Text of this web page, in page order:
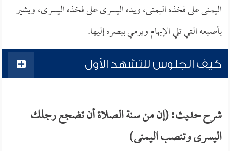
اليمنى على فخذه اليمنى، ويده اليسرى على فخذه اليسرى، ويشير
بأصبعه التي تلي الإبهام ويرمي ببصره إليها.
كيف الجلوس للتشهد الأول
شرح حديث: (إن من سنة الصلاة أن تضجع رجلك
اليسرى وتنصب اليمنى)